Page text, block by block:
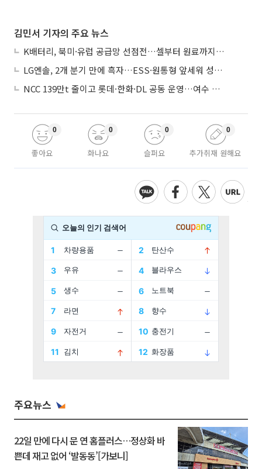
김민서 기자의 주요 뉴스
K배터리, 북미·유럽 공급망 선점전…셀부터 원료까지 현지화
LG엔솔, 2개 분기 만에 흑자…ESS·원통형 앞세워 성장 가속
NCC 139만t 줄이고 롯데·한화·DL 공동 운영…여수 1호 본궤도
좋아요
0
화나요
0
슬퍼요
0
추가취재 원해요
0
주요뉴스
22일 만에 다시 문 연 홈플러스…정상화 바
쁜데 재고 없어 ‘발동동’[가보니]